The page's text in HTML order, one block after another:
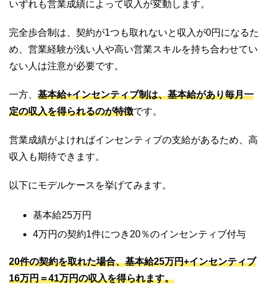
いずれも営業成績によって収入が変動します。
完全歩合制は、契約が1つも取れないと収入が0円になるた
め、営業経験が浅い人や高い営業スキルを持ち合わせてい
ない人は注意が必要です。
一方、 基本給+インセンティブ制は、基本給があり毎月一
定の収入を得られるのが特徴です。
営業成績がよければインセンティブの支給があるため、高
収入も期待できます。
以下にモデルケースを挙げてみます。
基本給25万円
4万円の契約1件につき20％のインセンティブ付与
20件の契約を取れた場合、基本給25万円+インセンティブ
16万円＝41万円の収入を得られます。